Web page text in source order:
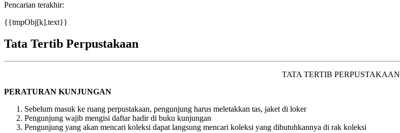
Pencarian terakhir:
{{tmpObj[k].text}}
Tata Tertib Perpustakaan
TATA TERTIB PERPUSTAKAAN
PERATURAN KUNJUNGAN
Sebelum masuk ke ruang perpustakaan, pengunjung harus meletakkan tas, jaket di loker
Pengunjung wajib mengisi daftar hadir di buku kunjungan
Pengunjung yang akan mencari koleksi dapat langsung mencari koleksi yang dibutuhkannya di rak koleksi